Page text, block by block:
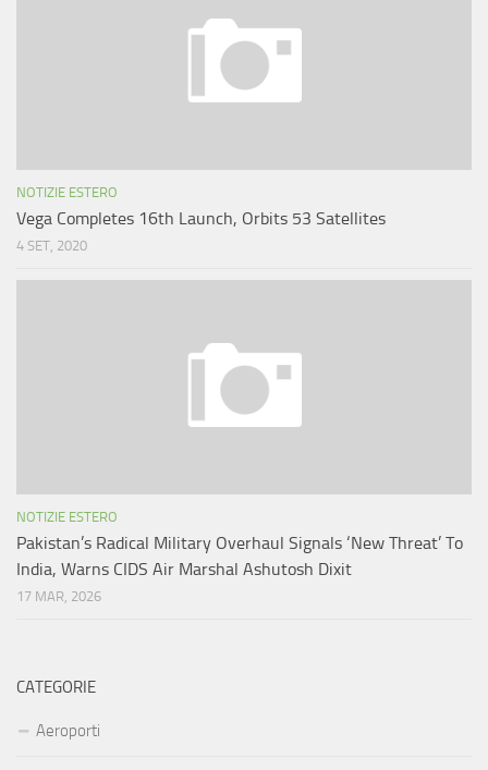
NOTIZIE ESTERO
Vega Completes 16th Launch, Orbits 53 Satellites
4 SET, 2020
NOTIZIE ESTERO
Pakistan’s Radical Military Overhaul Signals ‘New Threat’ To
India, Warns CIDS Air Marshal Ashutosh Dixit
17 MAR, 2026
CATEGORIE
Aeroporti